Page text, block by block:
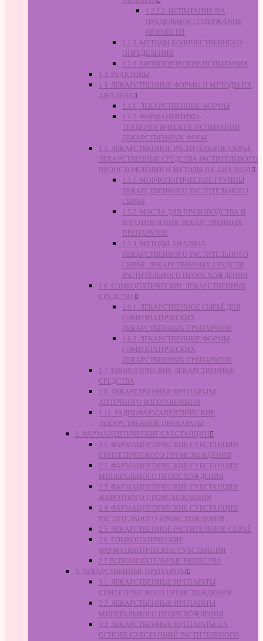
1.2.2.2. ИСПЫТАНИЕ НА
ПРЕДЕЛЬНОЕ СОДЕРЖАНИЕ
ПРИМЕСЕЙ
1.2.3. МЕТОДЫ КОЛИЧЕСТВЕННОГО
ОПРЕДЕЛЕНИЯ
1.2.4. БИОЛОГИЧЕСКИЕ ИСПЫТАНИЯ
1.3. РЕАКТИВЫ
1.4. ЛЕКАРСТВЕННЫЕ ФОРМЫ И МЕТОДЫ ИХ
АНАЛИЗА
1.4.1. ЛЕКАРСТВЕННЫЕ ФОРМЫ
1.4.2. ФАРМАЦЕВТИКО-
ТЕХНОЛОГИЧЕСКИЕ ИСПЫТАНИЯ
ЛЕКАРСТВЕННЫХ ФОРМ
1.5. ЛЕКАРСТВЕННОЕ РАСТИТЕЛЬНОЕ СЫРЬЁ,
ЛЕКАРСТВЕННЫЕ СРЕДСТВА РАСТИТЕЛЬНОГО
ПРОИСХОЖДЕНИЯ И МЕТОДЫ ИХ АНАЛИЗА
1.5.1. МОРФОЛОГИЧЕСКИЕ ГРУППЫ
ЛЕКАРСТВЕННОГО РАСТИТЕЛЬНОГО
СЫРЬЯ
1.5.2. МАСЛА ДЛЯ ПРОИЗВОДСТВА И
ИЗГОТОВЛЕНИЯ ЛЕКАРСТВЕННЫХ
ПРЕПАРАТОВ
1.5.3. МЕТОДЫ АНАЛИЗА
ЛЕКАРСТВЕННОГО РАСТИТЕЛЬНОГО
СЫРЬЯ, ЛЕКАРСТВЕННЫХ СРЕДСТВ
РАСТИТЕЛЬНОГО ПРОИСХОЖДЕНИЯ
1.6. ГОМЕОПАТИЧЕСКИЕ ЛЕКАРСТВЕННЫЕ
СРЕДСТВА
1.6.1. ЛЕКАРСТВЕННОЕ СЫРЬЁ ДЛЯ
ГОМЕОПАТИЧЕСКИХ
ЛЕКАРСТВЕННЫХ ПРЕПАРАТОВ
1.6.2. ЛЕКАРСТВЕННЫЕ ФОРМЫ
ГОМЕОПАТИЧЕСКИХ
ЛЕКАРСТВЕННЫХ ПРЕПАРАТОВ
1.7. БИОЛОГИЧЕСКИЕ ЛЕКАРСТВЕННЫЕ
СРЕДСТВА
1.8. ЛЕКАРСТВЕННЫЕ ПРЕПАРАТЫ
АПТЕЧНОГО ИЗГОТОВЛЕНИЯ
1.11. РАДИОФАРМАЦЕВТИЧЕСКИЕ
ЛЕКАРСТВЕННЫЕ ПРЕПАРАТЫ
2. ФАРМАЦЕВТИЧЕСКИЕ СУБСТАНЦИИ
2.1. ФАРМАЦЕВТИЧЕСКИЕ СУБСТАНЦИИ
СИНТЕТИЧЕСКОГО ПРОИСХОЖДЕНИЯ
2.2. ФАРМАЦЕВТИЧЕСКИЕ СУБСТАНЦИИ
МИНЕРАЛЬНОГО ПРОИСХОЖДЕНИЯ
2.3. ФАРМАЦЕВТИЧЕСКИЕ СУБСТАНЦИИ
ЖИВОТНОГО ПРОИСХОЖДЕНИЯ
2.4. ФАРМАЦЕВТИЧЕСКИЕ СУБСТАНЦИИ
РАСТИТЕЛЬНОГО ПРОИСХОЖДЕНИЯ
2.5. ЛЕКАРСТВЕННОЕ РАСТИТЕЛЬНОЕ СЫРЬЁ
2.6. ГОМЕОПАТИЧЕСКИЕ
ФАРМАЦЕВТИЧЕСКИЕ СУБСТАНЦИИ
2.7 ВСПОМОГАТЕЛЬНЫЕ ВЕЩЕСТВА
3. ЛЕКАРСТВЕННЫЕ ПРЕПАРАТЫ
3.1. ЛЕКАРСТВЕННЫЕ ПРЕПАРАТЫ
СИНТЕТИЧЕСКОГО ПРОИСХОЖДЕНИЯ
3.2. ЛЕКАРСТВЕННЫЕ ПРЕПАРАТЫ
МИНЕРАЛЬНОГО ПРОИСХОЖДЕНИЯ
3.3. ЛЕКАРСТВЕННЫЕ ПРЕПАРАТЫ НА
ОСНОВЕ СУБСТАНЦИЙ РАСТИТЕЛЬНОГО